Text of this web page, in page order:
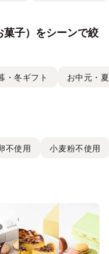
菓子）をシーンで絞
・冬ギフト お中元・
不使用 小麦粉不使用